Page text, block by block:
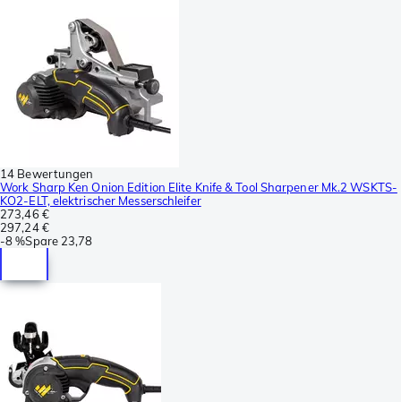
14 Bewertungen
Work Sharp Ken Onion Edition Elite Knife & Tool Sharpener Mk.2 WSKTS-
KO2-ELT, elektrischer Messerschleifer
273,46 €
297,24 €
-8 %Spare 23,78